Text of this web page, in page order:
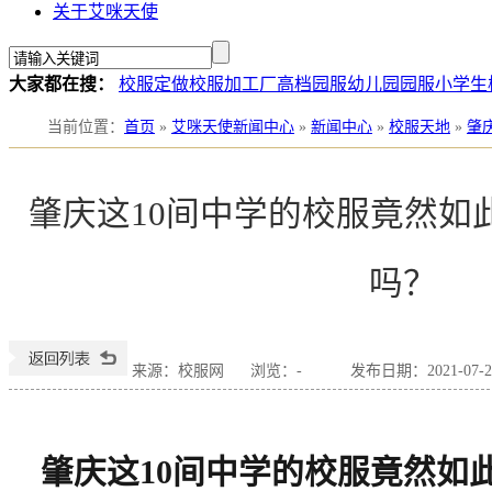
关于艾咪天使
大家都在搜： 校服定做校服加工厂高档园服幼儿园园服小学生
当前位置 ： 首页 » 艾咪天使新闻中心 » 新闻中心 » 校服天地 » 肇
肇庆这10间中学的校服竟然如
吗？
来源：校服网 浏览： - 发布日期：2021-07-
肇庆这10间中学的校服竟然如